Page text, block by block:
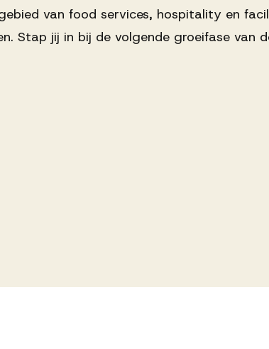
van food services, hospitality en
Stap jij in bij de volgende groeifase van